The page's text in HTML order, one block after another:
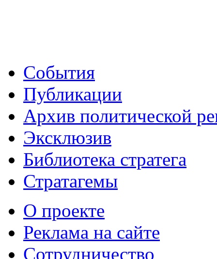
События
Публикации
Архив политической
Эксклюзив
Библиотека стратега
Стратагемы
О проекте
Реклама на сайте
Сотрудничество